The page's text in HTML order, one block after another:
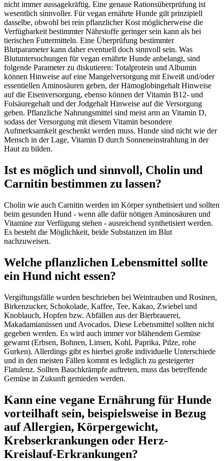
nicht immer aussagekräftig. Eine genaue Rationsüberprüfung ist
wesentlich sinnvoller. Für vegan ernährte Hunde gilt prinzipiell
dasselbe, obwohl bei rein pflanzlicher Kost möglicherweise die
Verfügbarkeit bestimmter Nährstoffe geringer sein kann als bei
tierischen Futtermitteln. Eine Überprüfung bestimmter
Blutparameter kann daher eventuell doch sinnvoll sein. Was
Blutuntersuchungen für vegan ernährte Hunde anbelangt, sind
folgende Parameter zu diskutieren: Totalprotein und Albumin
können Hinweise auf eine Mangelversorgung mit Eiweiß und/oder
essentiellen Aminosäuren geben, der Hämoglobingehalt Hinweise
auf die Eisenversorgung, ebenso können der Vitamin B12- und
Folsäuregehalt und der Jodgehalt Hinweise auf die Versorgung
geben. Pflanzliche Nahrungsmittel sind meist arm an Vitamin D,
sodass der Versorgung mit diesem Vitamin besondere
Aufmerksamkeit geschenkt werden muss. Hunde sind nicht wie der
Mensch in der Lage, Vitamin D durch Sonneneinstrahlung in der
Haut zu bilden.
Ist es möglich und sinnvoll, Cholin und
Carnitin bestimmen zu lassen?
Cholin wie auch Carnitin werden im Körper synthetisiert und sollten
beim gesunden Hund - wenn alle dafür nötigen Aminosäuren und
Vitamine zur Verfügung stehen - ausreichend synthetisiert werden.
Es besteht die Möglichkeit, beide Substanzen im Blut
nachzuweisen.
Welche pflanzlichen Lebensmittel sollte
ein Hund nicht essen?
Vergiftungsfälle wurden beschrieben bei Weintrauben und Rosinen,
Birkenzucker, Schokolade, Kaffee, Tee, Kakao, Zwiebel und
Knoblauch, Hopfen bzw. Abfällen aus der Bierbrauerei,
Makadamianüssen und Avocados. Diese Lebensmittel sollten nicht
gegeben werden. Es wird auch immer vor blähendem Gemüse
gewarnt (Erbsen, Bohnen, Linsen, Kohl, Paprika, Pilze, rohe
Gurken). Allerdings gibt es hierbei große individuelle Unterschiede
und in den meisten Fällen kommt es lediglich zu gesteigerter
Flatulenz. Sollten Bauchkrämpfe auftreten, muss das betreffende
Gemüse in Zukunft gemieden werden.
Kann eine vegane Ernährung für Hunde
vorteilhaft sein, beispielsweise in Bezug
auf Allergien, Körpergewicht,
Krebserkrankungen oder Herz-
Kreislauf-Erkrankungen?